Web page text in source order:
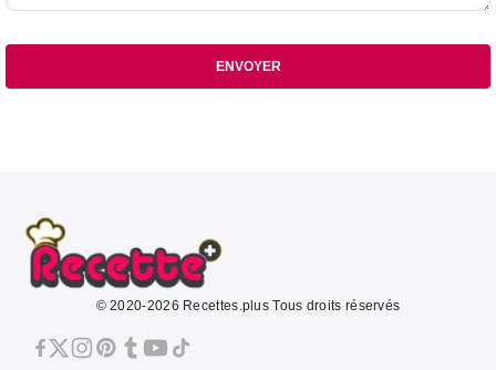
ENVOYER
© 2020-2026 Recettes.plus Tous droits réservés